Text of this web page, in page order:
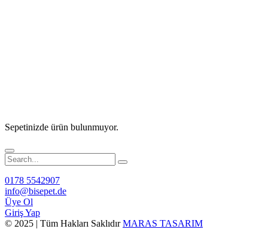
Sepetinizde ürün bulunmuyor.
0178 5542907
info@bisepet.de
Üye Ol
Giriş Yap
© 2025 | Tüm Hakları SaklıdırMARAS TASARIM